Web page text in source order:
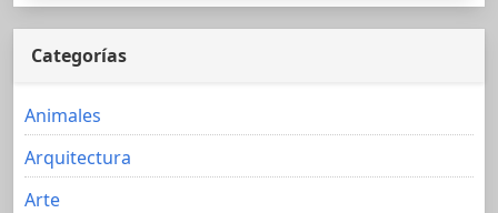
Categorías
Animales
Arquitectura
Arte